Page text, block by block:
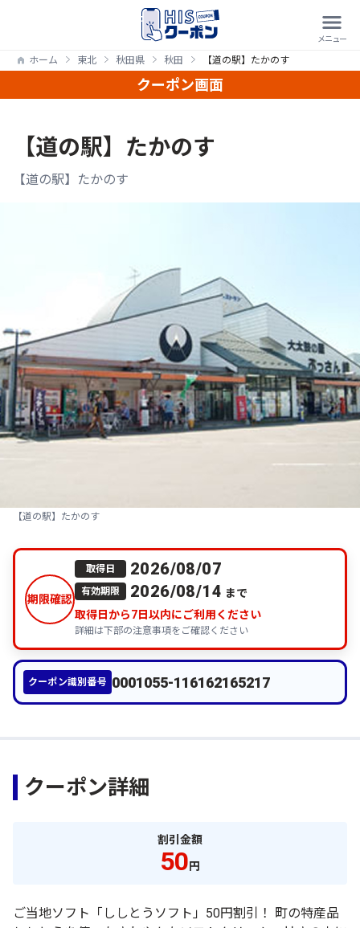
ホーム 東北 秋田県 秋田 【道の駅】たかのす
クーポン画面
【道の駅】たかのす
【道の駅】たかのす
【道の駅】たかのす
期限確認
取得日 2026/08/07
有効期限 2026/08/14 まで
取得日から7 日以内にご利用ください
詳細は下部の注意事項をご確認ください
クーポン識別番号 0001055-116162165217
クーポン詳細
割引金額
50円
ご当地ソフト「ししとうソフト」50円割引！ 町の特産品